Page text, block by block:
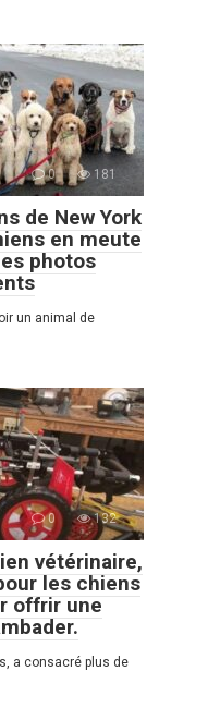
0 181
de New York
en meute
photos
un animal de
0 132
vétérinaire,
les chiens
offrir une
a consacré plus de